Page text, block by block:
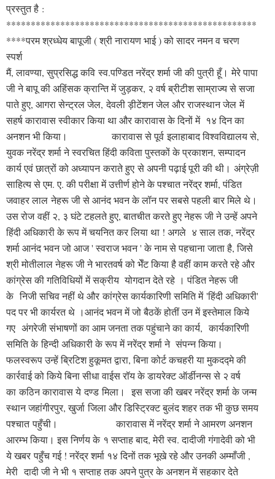
प्रस्तुत है :
***************************************************
****परम श्रध्धेय बापूजी ( श्री नारायण भाई ) को सादर नमन व चरण
स्पर्श
मैं, लावण्या, सुप्रसिद्धकविस्व.पण्डित नरेंद्र शर्मा जी की पुत्री हूँ।मेरे पापा
जी ने बापू की अहिंसक क्रान्ति में जुड़कर, २ वर्ष ब्रीटीश साम्राज्य से सजा
पाते हुए, आगरा सेन्ट्रल जेल, देवली ड़ीटेंशन जेल और राजस्थान जेल में
सहर्ष कारावास स्वीकार किया था और कारावास के दिनों में १४ दिन का
अनशन भी किया।
कारावास से पूर्व इलाहाबाद विश्वविद्यालय से,
युवक नरेंद्र शर्मा ने स्वरचित हिंदी कविता पुस्तकों के प्रकाशन, सम्पादन
कार्य एवं छात्रों को अध्यापन कराते हुए से अपनी पढ़ाई पूरी की थी। अंग्रेज़ी
साहित्य से एम. ए. की परीक्षा में उत्तीर्ण होने के पश्चात नरेंद्र शर्मा, पंडित
जवाहर लाल नेहरू जी से आनंद भवन के लॉन पर सबसे पहली बार मिले थे।
उस रोज वहीं २, ३ घंटे टहलते हुए, बातचीत करते हुए नेहरू जी ने उन्हें अपने
हिंदी अधिकारी के रूप में चयनित कर लिया था ! अगले ४ साल तक, नरेंद्र
शर्मा आनंद भवन जो आज ' स्वराज भवन ' के नाम से पहचाना जाता है, जिसे
श्री मोतीलाल नेहरू जी ने भारतवर्ष को भेँट किया है वहीं काम करते रहे और
कांग्रेस की गतिविधियों में सक्रीय योगदान देते रहे । पंडित नेहरू जी
के निजी सचिव नहीं थे और कांग्रेस कार्यकारिणी समिति में 'हिंदी अधिकारी'
पद पर भी कार्यरत थे ।आनंद भवन में जो बैठकें होतीं उन में इस्तेमाल किये
गए अंगरेजी संभाषणों का आम जनता तक पहुंचाने का कार्य, कार्यकारिणी
समिति के हिन्दी अधिकारी के रूप में नरेंद्र शर्मा ने संपन्न किया।
फलस्वरूप उन्हें ब्रिटिश हुकूमत द्वारा, बिना कोर्ट कचहरी या मुकदद्मे की
कार्रवाई को किये बिना सीधा वाईस रॉय के डायरेक्ट ऑर्डीनन्स से २ वर्ष
का कठिन कारावास ये दण्ड मिला।इस सजा की खबर नरेंद्र शर्मा के जन्म
स्थान जहांगीरपुर, खुर्जा जिला और डिस्ट्रिक्ट बुलंद शहर तक भी कुछ समय
पश्चात पहुँची। कारावास में नरेंद्र शर्मा ने आमरण अनशन
आरम्भ किया। इस निर्णय के १ सप्ताह बाद, मेरी स्व. दादीजी गंगादेवी को भी
ये खबर पहुँच गई ! नरेंद्र शर्मा १४ दिनों तक भूखे रहे और उनकी अम्माँजी ,
मेरी दादी जी ने भी १ सप्ताह तक अपने पुत्र के अनशन में सहकार देते